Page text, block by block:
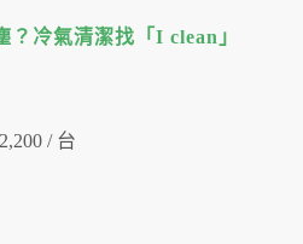
？冷氣清潔找「I clean」
/ 台